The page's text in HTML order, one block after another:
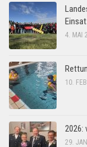
4. MAI
10.
2026:
29.